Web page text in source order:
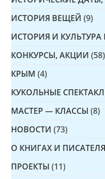
ИСТОРИЯ ВЕЩЕЙ (9)
ИСТОРИЯ И
КОНКУРСЫ, АКЦИИ (58)
КРЫМ (4)
КУКОЛЬНЫЕ
МАСТЕР — КЛАССЫ (8)
НОВОСТИ (73)
О КНИГАХ И
ПРОЕКТЫ (11)